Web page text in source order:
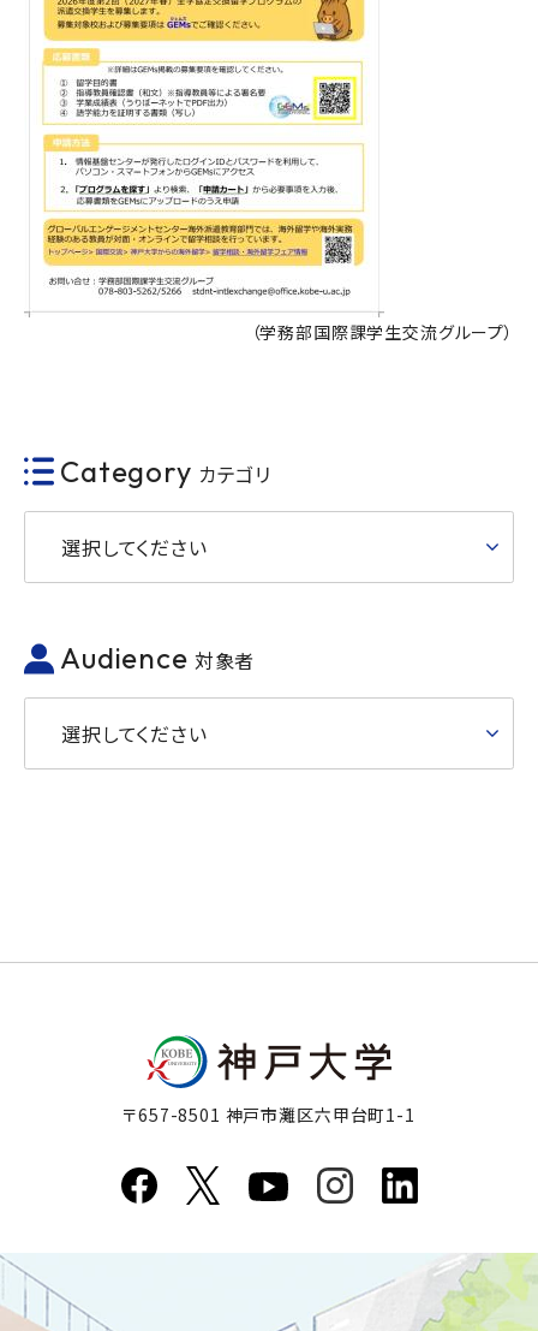
（学務部国際課学生交流グループ）
Category カテゴリ
選択してください
Audience 対象者
選択してください
〒657-8501 神戸市灘区六甲台町1-1